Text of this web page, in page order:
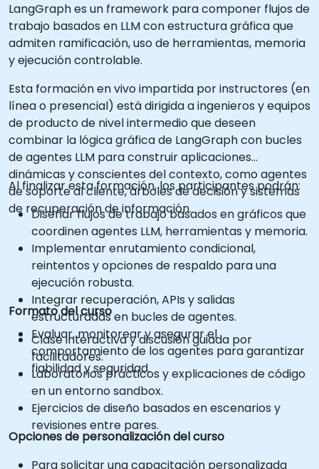
LangGraph es un framework para componer flujos de
trabajo basados en LLM con estructura gráfica que
admiten ramificación, uso de herramientas, memoria
y ejecución controlable.
Esta formación en vivo impartida por instructores (en
línea o presencial) está dirigida a ingenieros y equipos
de producto de nivel intermedio que deseen
combinar la lógica gráfica de LangGraph con bucles
de agentes LLM para construir aplicaciones
dinámicas y conscientes del contexto, como agentes
de soporte al cliente, árboles de decisión y sistemas
de recuperación de información.
Al finalizar esta formación, los participantes podrán:
Diseñar flujos de trabajo basados en gráficos que
coordinen agentes LLM, herramientas y memoria.
Implementar enrutamiento condicional,
reintentos y opciones de respaldo para una
ejecución robusta.
Integrar recuperación, APIs y salidas
estructuradas en bucles de agentes.
Evaluar, monitorear y asegurar el
comportamiento de los agentes para garantizar
fiabilidad y seguridad.
Formato del curso
Clase interactiva y discusión guiada por
facilitadores.
Laboratorios prácticos y explicaciones de código
en un entorno sandbox.
Ejercicios de diseño basados en escenarios y
revisiones entre pares.
Opciones de personalización del curso
Para solicitar una capacitación personalizada